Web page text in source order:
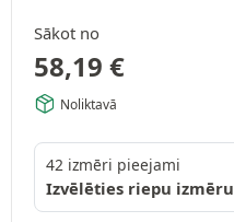
Sākot no
58,19 €
Noliktavā
42 izmēri pieejami
Izvēlēties riepu izmēru